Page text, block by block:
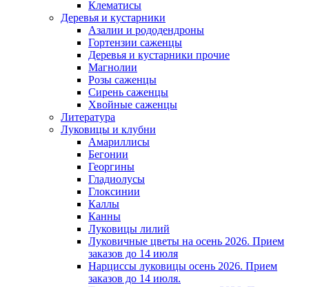
Клематисы
Деревья и кустарники
Азалии и рододендроны
Гортензии саженцы
Деревья и кустарники прочие
Магнолии
Розы саженцы
Сирень саженцы
Хвойные саженцы
Литература
Луковицы и клубни
Амариллисы
Бегонии
Георгины
Гладиолусы
Глоксинии
Каллы
Канны
Луковицы лилий
Луковичные цветы на осень 2026. Прием
заказов до 14 июля
Нарциссы луковицы осень 2026. Прием
заказов до 14 июля.